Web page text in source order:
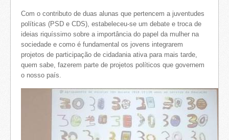
Com o contributo de duas alunas que pertencem a juventudes
políticas (PSD e CDS), estabeleceu-se um debate e troca de
ideias riquíssimo sobre a importância do papel da mulher na
sociedade e como é fundamental os jovens integrarem
projetos de participação de cidadania ativa para mais tarde,
quem sabe, fazerem parte de projetos políticos que governem
o nosso país.